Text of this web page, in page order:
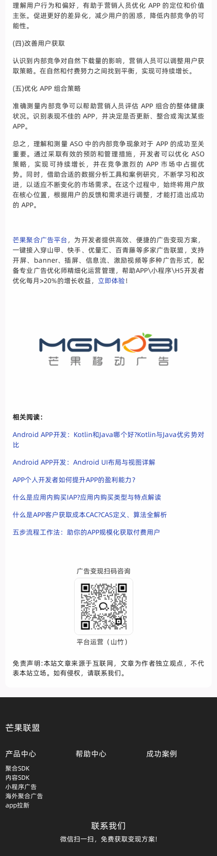
理解用户行为和偏好，有助于营销人员优化 APP 的定位和价值
主张。促进更好的差异化，减少用户的困惑，降低内部竞争的可
能性。
(四)改善用户获取
认识到内部竞争对自然下载量的影响，营销人员可以调整用户获
取策略。在自然和付费努力之间找到平衡，实现可持续增长。
(五)优化 APP 组合策略
准确测量内部竞争可以帮助营销人员评估 APP 组合的整体健康
状况。识别表现不佳的 APP，并决定是否更新、整合或淘汰某些
APP。
总之，理解和测量 ASO 中的内部竞争现象对于 APP 的成功至关
重要。通过采取有效的预防和管理措施，开发者可以优化 ASO
策略，实现可持续增长，并在竞争激烈的 APP 市场中占据优
势。同时，借助合适的数据分析工具和案例研究，不断学习和改
进，以适应不断变化的市场需求。在这个过程中，始终将用户放
在核心位置，根据用户的反馈和需求进行调整，才能打造出成功
的 APP。
芒果聚合广告平台，为开发者提供高效、便捷的广告变现方案，
一键接入穿山甲、快手、优量汇、百青藤等多家广告联盟，支持
开屏、banner、插屏、信息流、激励视频等多种广告形式，配
备专业广告优化师精细化运营管理，帮助APP\小程序\H5开发者
优化每月>20%的增长收益， 立即体验！
相关阅读：
Android APP开发：Kotlin和Java哪个好?Kotlin与Java优劣势对
比
Android APP开发：Android UI布局与视图详解
APP个人开发者如何提升APP的盈利能力？
什么是应用内购买IAP?应用内购买类型与特点解读
什么是APP客户获取成本CAC?CAS定义、算法全解析
五步流程工作法：助你的APP规模化获取付费用户
广告变现扫码咨询
平台运营（山竹）
免责声明:本站文章来源于互联网，文章为作者独立观点，不代
表本站立场。如有侵权，请联系我们。
芒果联盟
产品中心
聚合SDK
内容SDK
小程序广告
海外聚合广告
app拉新
帮助中心 成功案例
联系我们
微信扫一扫，免费获取变现方案!